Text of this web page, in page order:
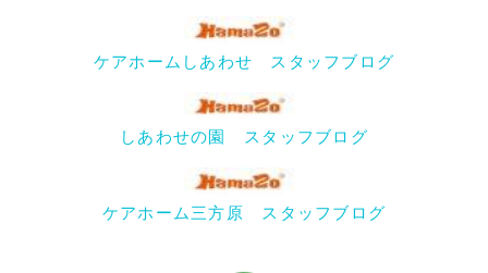
ケアホームしあわせ スタッフブログ
しあわせの園 スタッフブログ
ケアホーム三方原 スタッフブログ